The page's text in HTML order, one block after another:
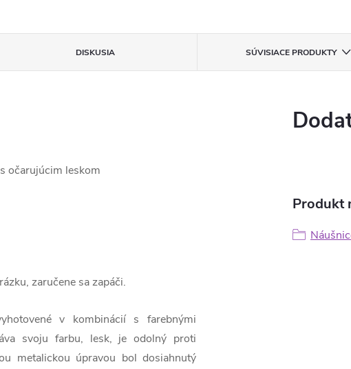
DISKUSIA SÚVISIACE PRODUKTY
očarujúcim leskom
zaručene sa zapáči.
v kombinácií s farebnými
svoju farbu, lesk, je odolný proti
metalickou úpravou bol dosiahnutý
Produkt